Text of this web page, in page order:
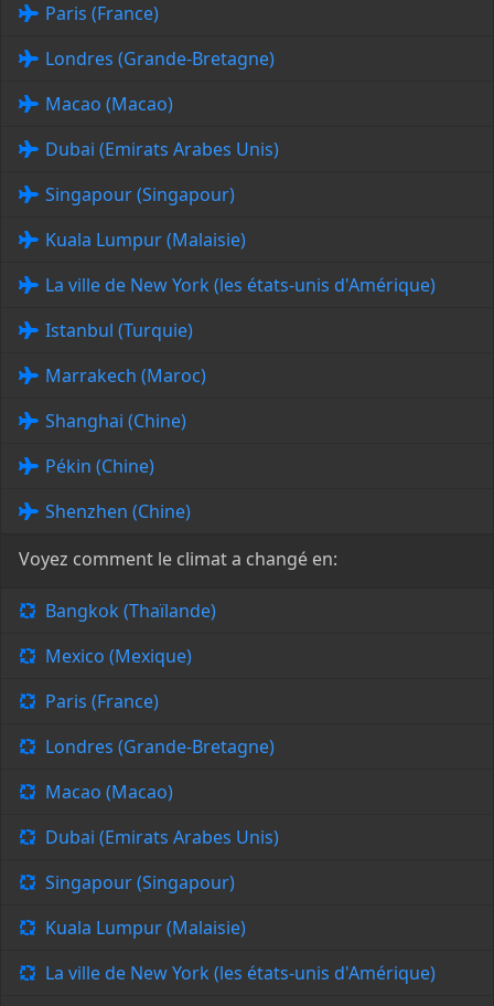
Paris (France)
Londres (Grande-Bretagne)
Macao (Macao)
Dubai (Emirats Arabes Unis)
Singapour (Singapour)
Kuala Lumpur (Malaisie)
La ville de New York (les états-unis d'Amérique)
Istanbul (Turquie)
Marrakech (Maroc)
Shanghai (Chine)
Pékin (Chine)
Shenzhen (Chine)
Voyez comment le climat a changé en:
Bangkok (Thaïlande)
Mexico (Mexique)
Paris (France)
Londres (Grande-Bretagne)
Macao (Macao)
Dubai (Emirats Arabes Unis)
Singapour (Singapour)
Kuala Lumpur (Malaisie)
La ville de New York (les états-unis d'Amérique)